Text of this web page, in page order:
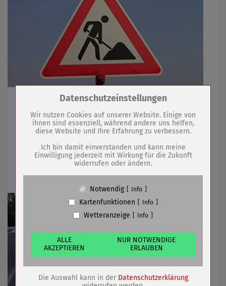
Start ist am 24. August / 15.-22. September
Vollsperrung
19.08.2020 mehr
Zum Betrieb der Seite notwendige Cookies /
Name
PHP Session Cookie
Anbieter
Eigentümer dieser Website (Wenko-
Wenselaar GmbH & Co. KG)
Absicherung Kontaktformular / SPAM
Cookiespeicherung Entscheidungscookie
Anbieter
Eigentümer dieser Website (Wenko-
Wenselaar GmbH & Co. KG)
Zweck
Speichert die Einstellungen der Besucher
bezüglich der Speicherung von Cookies.
Cookie Name
dywc
Cookie Laufzeit
1 Jahr
Datenschutzeinstellungen
Wir nutzen Cookies auf unserer Website. Einige von
ihnen sind essenziell, während andere uns helfen,
diese Website und Ihre Erfahrung zu verbessern.
Ich bin damit einverstanden und kann meine
Einwilligung jederzeit mit Wirkung für die Zukunft
widerrufen oder ändern.
Notwendig Info
Kartenfunktionen Info
Wetteranzeige Info
ALLE
AKZEPTIEREN
NUR NOTWENDIGE
ERLAUBEN
Die Auswahl kann in der Datenschutzerklärung